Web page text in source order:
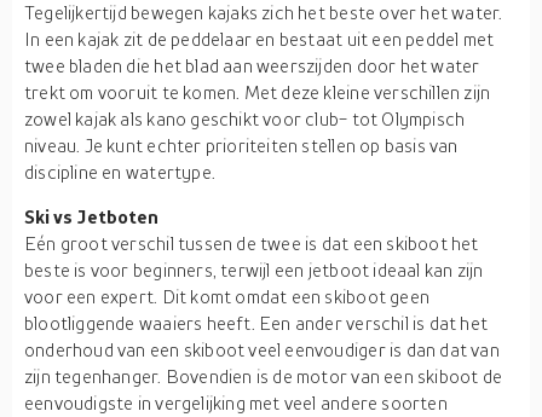
Tegelijkertijd bewegen kajaks zich het beste over het water.
In een kajak zit de peddelaar en bestaat uit een peddel met
twee bladen die het blad aan weerszijden door het water
trekt om vooruit te komen. Met deze kleine verschillen zijn
zowel kajak als kano geschikt voor club- tot Olympisch
niveau. Je kunt echter prioriteiten stellen op basis van
discipline en watertype.
Ski vs Jetboten
Eén groot verschil tussen de twee is dat een skiboot het
beste is voor beginners, terwijl een jetboot ideaal kan zijn
voor een expert. Dit komt omdat een skiboot geen
blootliggende waaiers heeft. Een ander verschil is dat het
onderhoud van een skiboot veel eenvoudiger is dan dat van
zijn tegenhanger. Bovendien is de motor van een skiboot de
eenvoudigste in vergelijking met veel andere soorten